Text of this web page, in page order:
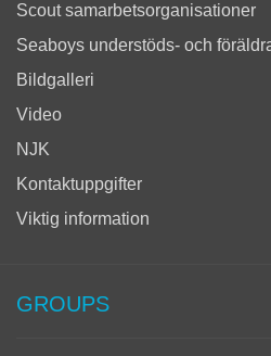
Scout samarbetsorganisationer
Seaboys understöds- och
Bildgalleri
Video
NJK
Kontaktuppgifter
Viktig information
GROUPS